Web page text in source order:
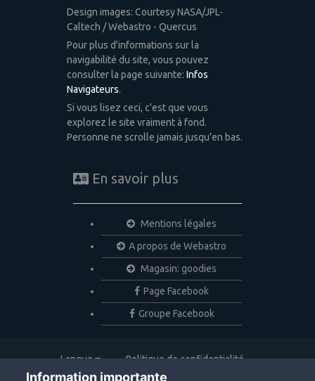
Design images: Courtesy NASA/JPL-
Caltech / Webastro - Quercus
Pour plus d'informations sur la
navigabilité du site, vous pouvez
consulter la page suivante: Infos
Navigateurs.
Si vous lisez ceci, c'est que vous
explorez le site vraiment à fond.
Personne ne scrolle jamais jusqu'en bas.
En savoir plus
Mentions légales
A propos de Webastro
Magasin: goodies
Page Facebook
Groupe Facebook
Langue
Politique de confidentialité
Nous contacter
Information importante